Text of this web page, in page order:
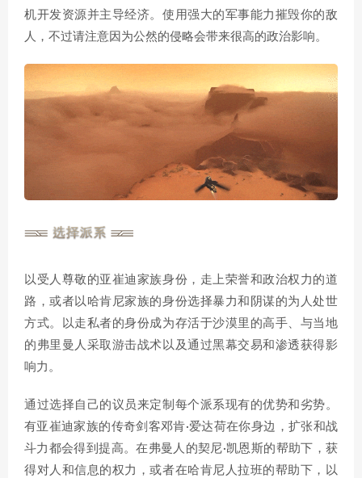
机开发资源并主导经济。使用强大的军事能力摧毁你的敌
人，不过请注意因为公然的侵略会带来很高的政治影响。
以受人尊敬的亚崔迪家族身份，走上荣誉和政治权力的道
路，或者以哈肯尼家族的身份选择暴力和阴谋的为人处世
方式。以走私者的身份成为存活于沙漠里的高手、与当地
的弗里曼人采取游击战术以及通过黑幕交易和渗透获得影
响力。
通过选择自己的议员来定制每个派系现有的优势和劣势。
有亚崔迪家族的传奇剑客邓肯·爱达荷在你身边，扩张和战
斗力都会得到提高。在弗曼人的契尼·凯恩斯的帮助下，获
得对人和信息的权力，或者在哈肯尼人拉班的帮助下，以